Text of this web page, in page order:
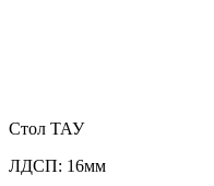
Стол ТАУ
ЛДСП: 16мм